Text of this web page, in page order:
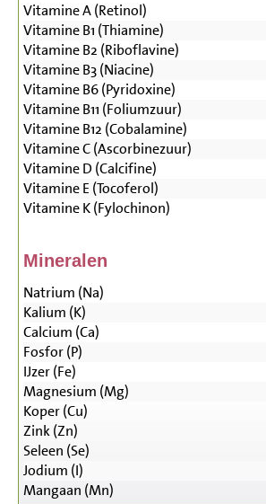
Vitamine A (Retinol)
Vitamine B1 (Thiamine)
Vitamine B2 (Riboflavine)
Vitamine B3 (Niacine)
Vitamine B6 (Pyridoxine)
Vitamine B11 (Foliumzuur)
Vitamine B12 (Cobalamine)
Vitamine C (Ascorbinezuur)
Vitamine D (Calcifine)
Vitamine E (Tocoferol)
Vitamine K (Fylochinon)
Mineralen
Natrium (Na)
Kalium (K)
Calcium (Ca)
Fosfor (P)
IJzer (Fe)
Magnesium (Mg)
Koper (Cu)
Zink (Zn)
Seleen (Se)
Jodium (I)
Mangaan (Mn)